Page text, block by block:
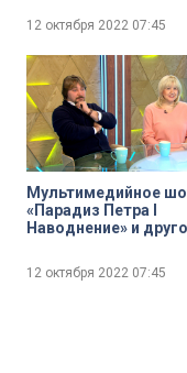
12 октября 2022 07:45
Мультимедийное
«Парадиз Петра I
Наводнение» и
Международного
фестиваля «Saint-
12 октября 2022 07:45